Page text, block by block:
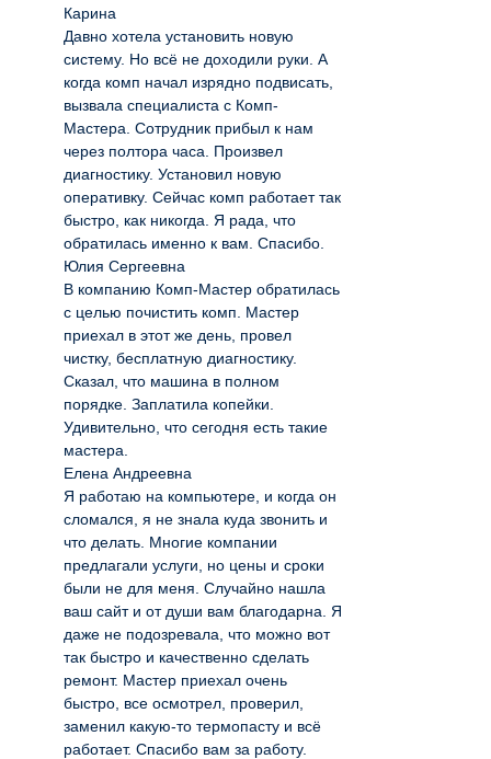
Карина
Давно хотела установить новую
систему. Но всё не доходили руки. А
когда комп начал изрядно подвисать,
вызвала специалиста с Комп-
Мастера. Сотрудник прибыл к нам
через полтора часа. Произвел
диагностику. Установил новую
оперативку. Сейчас комп работает так
быстро, как никогда. Я рада, что
обратилась именно к вам. Спасибо.
Юлия Сергеевна
В компанию Комп-Мастер обратилась
с целью почистить комп. Мастер
приехал в этот же день, провел
чистку, бесплатную диагностику.
Сказал, что машина в полном
порядке. Заплатила копейки.
Удивительно, что сегодня есть такие
мастера.
Елена Андреевна
Я работаю на компьютере, и когда он
сломался, я не знала куда звонить и
что делать. Многие компании
предлагали услуги, но цены и сроки
были не для меня. Случайно нашла
ваш сайт и от души вам благодарна. Я
даже не подозревала, что можно вот
так быстро и качественно сделать
ремонт. Мастер приехал очень
быстро, все осмотрел, проверил,
заменил какую-то термопасту и всё
работает. Спасибо вам за работу.